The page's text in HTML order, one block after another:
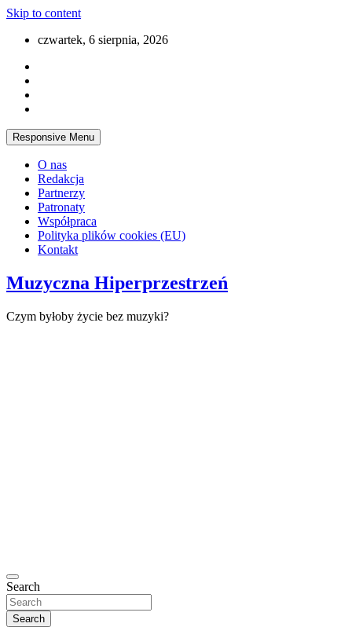
Skip to content
czwartek, 6 sierpnia, 2026
Responsive Menu
O nas
Redakcja
Partnerzy
Patronaty
Współpraca
Polityka plików cookies (EU)
Kontakt
Muzyczna Hiperprzestrzeń
Czym byłoby życie bez muzyki?
Search
Search